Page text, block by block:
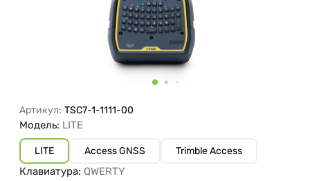
Артикул: TSC7-1-1111-00
Модель: LITE
LITE Access GNSS Trimble Access
Клавиатура: QWERTY